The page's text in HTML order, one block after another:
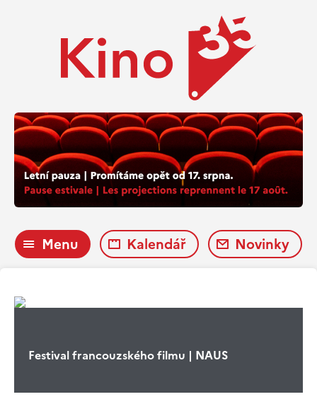
Menu Kalendář Novinky
Festival francouzského filmu | NAUS